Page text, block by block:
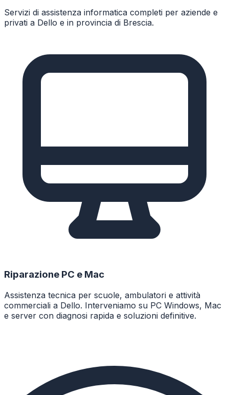
Servizi di assistenza informatica completi per aziende e
privati a Dello e in provincia di Brescia.
Riparazione PC e Mac
Assistenza tecnica per scuole, ambulatori e attività
commerciali a Dello. Interveniamo su PC Windows, Mac
e server con diagnosi rapida e soluzioni definitive.